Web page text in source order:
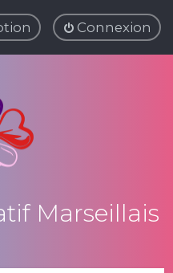
Connexion
Marseillais